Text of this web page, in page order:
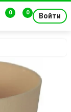
0 0 Войти